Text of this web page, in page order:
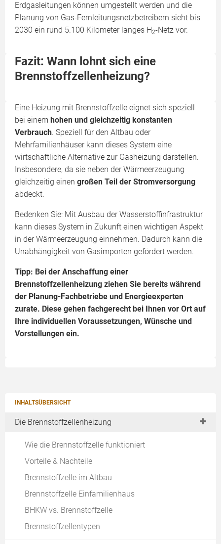
INHALTSÜBERSICHT
Die Brennstoffzellenheizung
Wie die Brennstoffzelle funktioniert
Vorteile & Nachteile
Brennstoffzelle im Altbau
Brennstoffzelle Einfamilienhaus
BHKW vs. Brennstoffzelle
Brennstoffzellentypen
Erdgasleitungen können umgestellt werden und die
Planung von Gas-Fernleitungsnetzbetreibern sieht bis
2030 ein rund 5.100 Kilometer langes H2-Netz vor.
Fazit: Wann lohnt sich eine
Brennstoffzellenheizung?
Eine Heizung mit Brennstoffzelle eignet sich speziell
bei einem hohen und gleichzeitig konstanten
Verbrauch. Speziell für den Altbau oder
Mehrfamilienhäuser kann dieses System eine
wirtschaftliche Alternative zur Gasheizung darstellen.
Insbesondere, da sie neben der Wärmeerzeugung
gleichzeitig einen großen Teil der Stromversorgung
abdeckt.
Bedenken Sie: Mit Ausbau der Wasserstoffinfrastruktur
kann dieses System in Zukunft einen wichtigen Aspekt
in der Wärmeerzeugung einnehmen. Dadurch kann die
Unabhängigkeit von Gasimporten gefördert werden.
Tipp: Bei der Anschaffung einer
Brennstoffzellenheizung ziehen Sie bereits während
der Planung-Fachbetriebe und Energieexperten
zurate. Diese gehen fachgerecht bei Ihnen vor Ort auf
Ihre individuellen Voraussetzungen, Wünsche und
Vorstellungen ein.